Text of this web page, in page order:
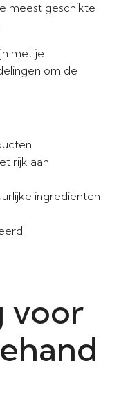
meest geschikte
met je
om de
rijk aan
ingrediënten
voor